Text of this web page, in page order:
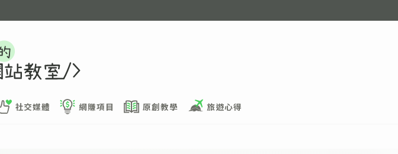
社交媒體 網賺項目 原創教學 旅遊心得